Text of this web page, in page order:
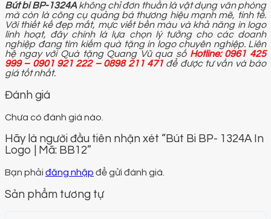
Bút bi BP-1324Akhông chỉ đơn thuần là vật dụng văn phòng
mà còn là công cụ quảng bá thương hiệu mạnh mẽ, tinh tế.
Với thiết kế đẹp mắt, mực viết bền màu và khả năng in logo
linh hoạt, đây chính là lựa chọn lý tưởng cho các doanh
nghiệp đang tìm kiếm quà tặng in logo chuyên nghiệp. Liên
hệ ngay với Quà tặng Quang Vũ qua số Hotline: 0961 425
999 – 0901 921 222 – 0898 211 471để được tư vấn và báo
giá tốt nhất.
Đánh giá
Chưa có đánh giá nào.
Hãy là người đầu tiên nhận xét “Bút Bi BP- 1324A In
Logo | Mã: BB12”
Bạn phải đăng nhập để gửi đánh giá.
Sản phẩm tương tự